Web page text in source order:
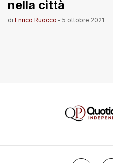
nella città
di Enrico Ruocco - 5 ottobre 2021